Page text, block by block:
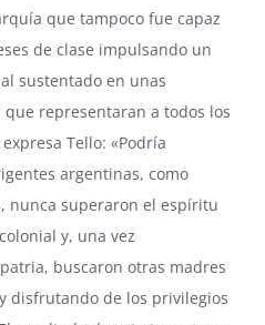
que tampoco fue capaz
de clase impulsando un
sustentado en unas
representaran a todos los
Tello: «Podría
argentinas, como
nunca superaron el espíritu
y, una vez
buscaron otras madres
disfrutando de los privilegios